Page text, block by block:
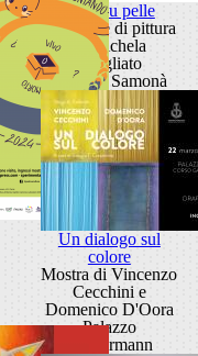
Pelle su pelle
Personale di pittura
di Michela
Brogliato
Galleria Samonà
Un dialogo sul
colore
Mostra di Vincenzo
Cecchini e
Domenico D'Oora
Palazzo
Zuckermann